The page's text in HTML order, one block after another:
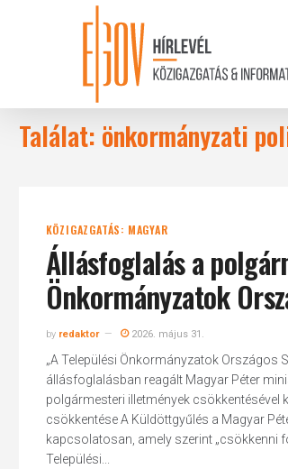
Találat: önkormányzati
KÖZIGAZGATÁS: MAGYAR
Állásfoglalás a
Önkormányzatok
by redaktor 2026. május 31.
„A Települési Önkormányzatok Országos
állásfoglalásban reagált Magyar Péter
polgármesteri illetmények
csökkentése A Küldöttgyűlés a Magyar
kapcsolatosan, amely szerint „csökkenni
Települési...